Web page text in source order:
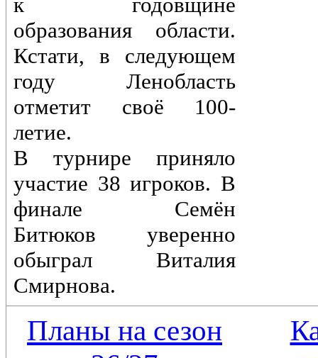
образования области.
Кстати, в следующем
году Ленобласть
отметит своё 100-
летие.
В турнире приняло
участие 38 игроков. В
финале Семён
Битюков уверенно
обыграл Виталия
Смирнова.
Планы на сезон